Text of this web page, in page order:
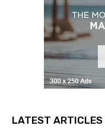
LATEST ARTICLES